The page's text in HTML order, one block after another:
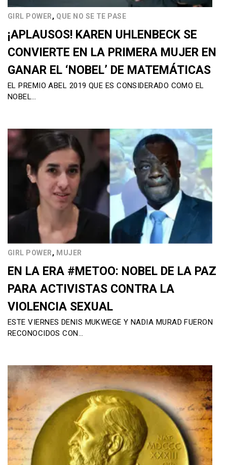
GIRL POWER, QUE NO SE TE PASE
¡APLAUSOS! KAREN UHLENBECK SE
CONVIERTE EN LA PRIMERA MUJER EN
GANAR EL ‘NOBEL’ DE MATEMÁTICAS
EL PREMIO ABEL 2019 QUE ES CONSIDERADO COMO EL
NOBEL…
GIRL POWER, MUJER
EN LA ERA #METOO: NOBEL DE LA PAZ
PARA ACTIVISTAS CONTRA LA
VIOLENCIA SEXUAL
ESTE VIERNES DENIS MUKWEGE Y NADIA MURAD FUERON
RECONOCIDOS CON…